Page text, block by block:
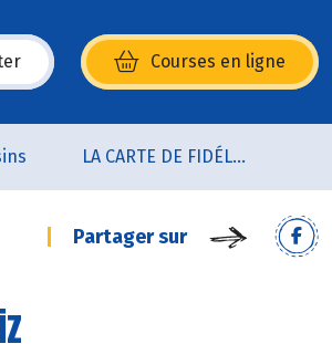
Courses en ligne
nouvelle fenêtre)
LA CARTE DE FIDÉLITÉ
Partager sur